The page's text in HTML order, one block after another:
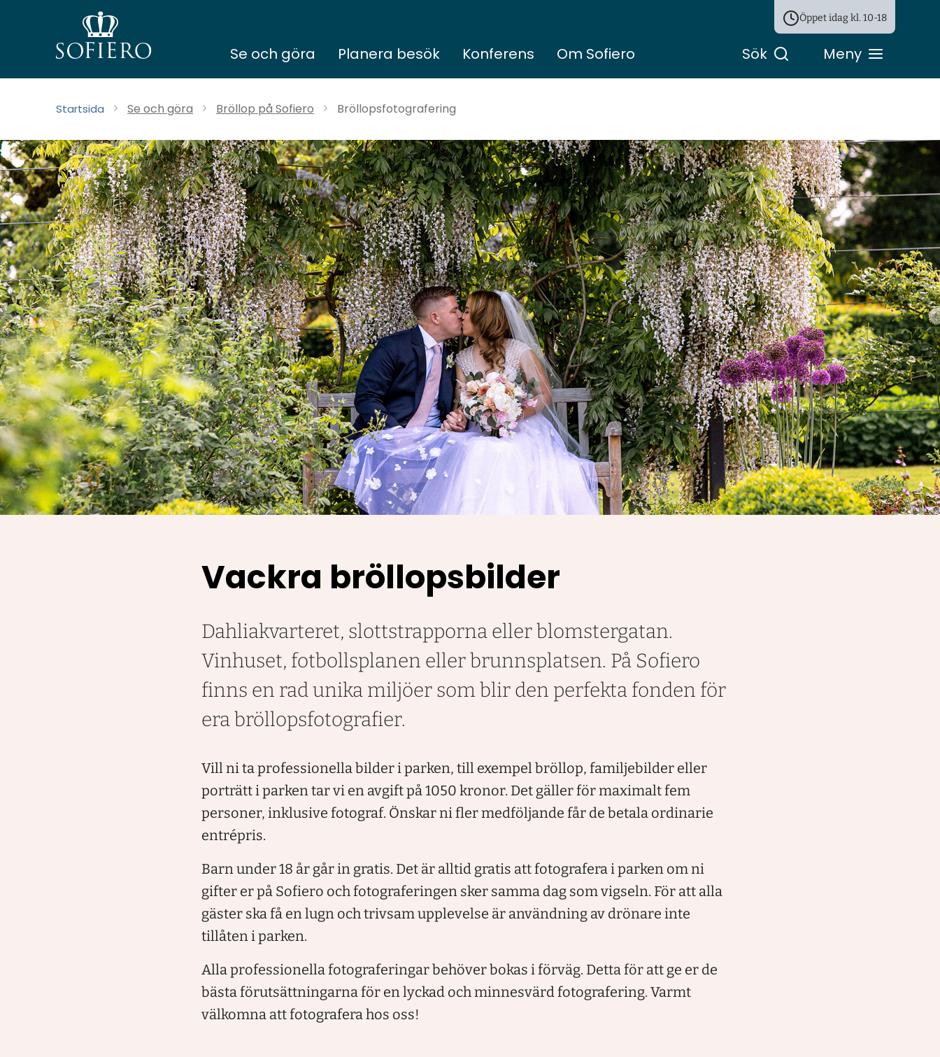
Se och göra Planera besök Konferens Om Sofiero
Öppet idag kl. 10-18
Sök Meny
Startsida Se och göra Bröllop på Sofiero Bröllopsfotografering
Vackra bröllopsbilder
Dahliakvarteret, slottstrapporna eller blomstergatan.
Vinhuset, fotbollsplanen eller brunnsplatsen. På Sofiero
finns en rad unika miljöer som blir den perfekta fonden för
era bröllopsfotografier.
Vill ni ta professionella bilder i parken, till exempel bröllop, familjebilder eller
porträtt i parken tar vi en avgift på 1050 kronor. Det gäller för maximalt fem
personer, inklusive fotograf. Önskar ni fler medföljande får de betala ordinarie
entrépris.
Barn under 18 år går in gratis. Det är alltid gratis att fotografera i parken om ni
gifter er på Sofiero och fotograferingen sker samma dag som vigseln. För att alla
gäster ska få en lugn och trivsam upplevelse är användning av drönare inte
tillåten i parken.
Alla professionella fotograferingar behöver bokas i förväg. Detta för att ge er de
bästa förutsättningarna för en lyckad och minnesvärd fotografering. Varmt
välkomna att fotografera hos oss!